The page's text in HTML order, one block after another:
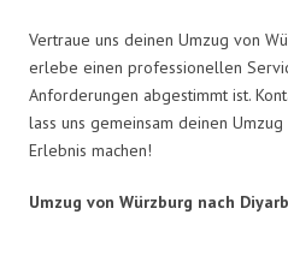
Vertraue uns deinen Umzug von
erlebe einen professionellen
Anforderungen abgestimmt ist.
lass uns gemeinsam deinen
Erlebnis machen!
Umzug von Würzburg nach